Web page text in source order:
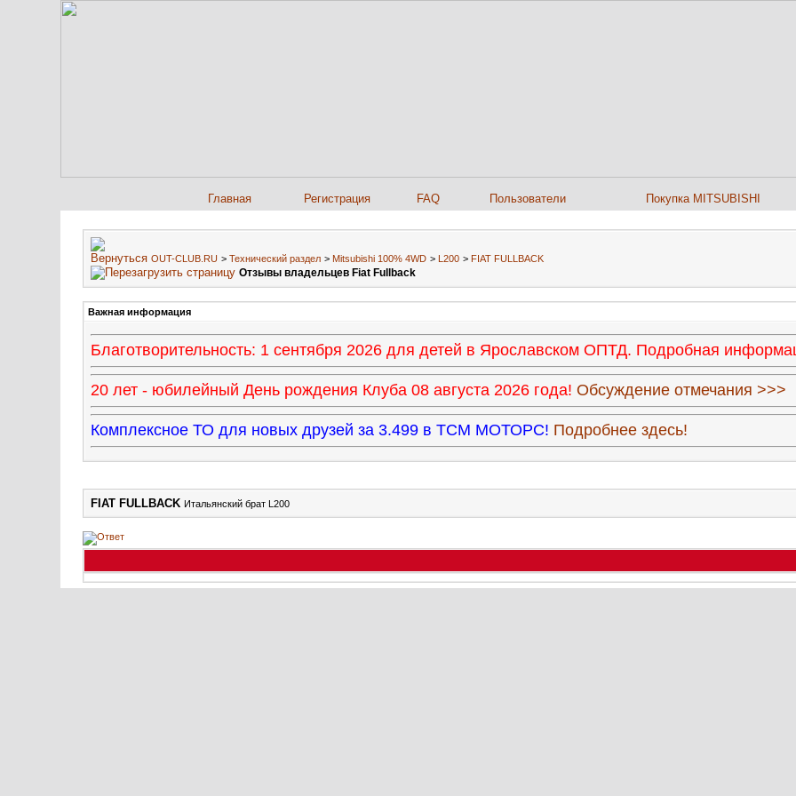
Главная Регистрация FAQ Пользователи Покупка MITSUBISHI
OUT-CLUB.RU > Технический раздел > Mitsubishi 100% 4WD > L200 > FIAT FULLBACK
Отзывы владельцев Fiat Fullback
Важная информация
Благотворительность: 1 сентября 2026 для детей в Ярославском ОПТД. Подробная
20 лет - юбилейный День рождения Клуба 08 августа 2026 года! Обсуждение отмечания >>>
Комплексное ТО для новых друзей за 3.499 в ТСМ МОТОРС! Подробнее здесь!
FIAT FULLBACK Итальянский брат L200